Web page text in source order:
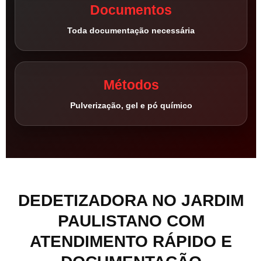
Documentos
Toda documentação necessária
Métodos
Pulverização, gel e pó químico
DEDETIZADORA NO JARDIM
PAULISTANO COM
ATENDIMENTO RÁPIDO E